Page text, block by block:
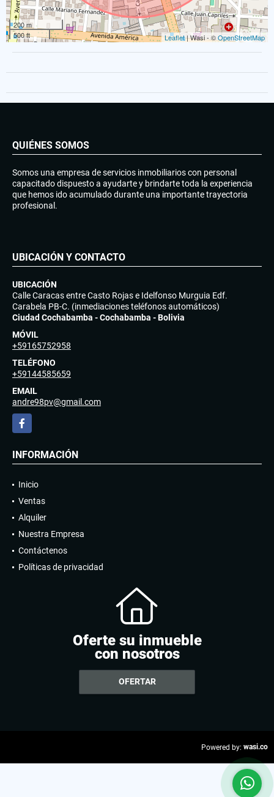
200 m
500 ft
Leaflet| Wasi - ©OpenStreetMap
QUIÉNES SOMOS
Somos una empresa de servicios inmobiliarios con personal
capacitado dispuesto a ayudarte y brindarte toda la experiencia
que hemos ido acumulado durante una importante trayectoria
profesional.
UBICACIÓN Y CONTACTO
UBICACIÓN
Calle Caracas entre Casto Rojas e Idelfonso Murguia Edf.
Carabela PB-C. (inmediaciones teléfonos automáticos)
Ciudad Cochabamba - Cochabamba - Bolivia
MÓVIL
+59165752958
TELÉFONO
+59144585659
EMAIL
andre98pv@gmail.com
Facebook
INFORMACIÓN
Inicio
Ventas
Alquiler
Nuestra Empresa
Contáctenos
Políticas de privacidad
Oferte su inmueble
con nosotros
OFERTAR
Powered by: wasi.co